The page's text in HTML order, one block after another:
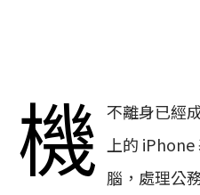
機 不離身已經
上的
腦，處理公